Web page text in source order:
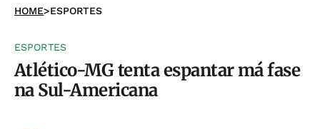
HOME>ESPORTES
ESPORTES
Atlético-MG tenta espantar má fase
na Sul-Americana